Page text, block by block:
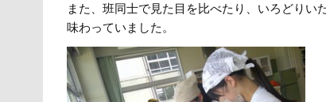
また、班同士で見た目を比べたり、いろどりい
味わっていました。